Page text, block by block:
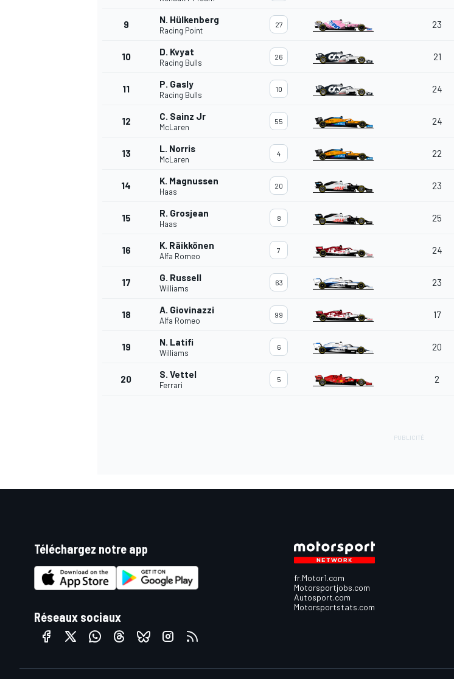
9 N. Hülkenberg
Racing Point
27 23
10 D. Kvyat
Racing Bulls
26 21
11 P. Gasly
Racing Bulls
10 24
12 C. Sainz Jr
McLaren
55 24
13 L. Norris
McLaren
4 22
14 K. Magnussen
Haas
20 23
15 R. Grosjean
Haas
8 25
16 K. Räikkönen
Alfa Romeo
7 24
17 G. Russell
Williams
63 23
18 A. Giovinazzi
Alfa Romeo
99 17
19 N. Latifi
Williams
6 20
20 S. Vettel
Ferrari
5 2
Téléchargez notre app
Réseaux sociaux
fr.Motor1.com
Motorsportjobs.com
Autosport.com
Motorsportstats.com